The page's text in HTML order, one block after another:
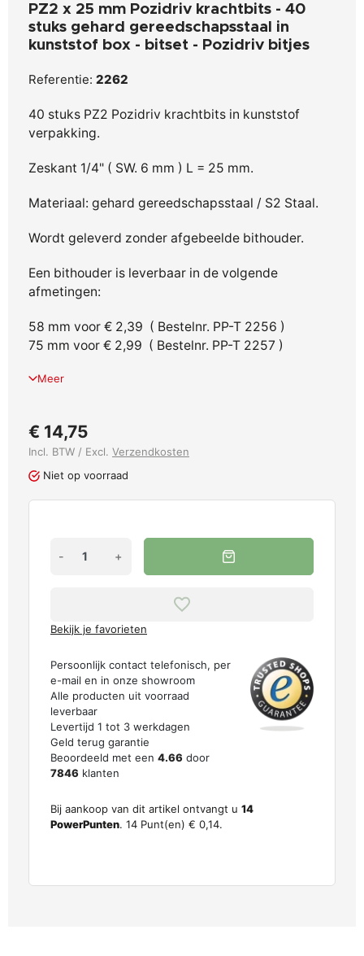
PZ2 x 25 mm Pozidriv krachtbits - 40
stuks gehard gereedschapsstaal in
kunststof box - bitset - Pozidriv bitjes
Referentie: 2262
40 stuks PZ2 Pozidriv krachtbits in kunststof
verpakking.
Zeskant 1/4" ( SW. 6 mm ) L = 25 mm.
Materiaal: gehard gereedschapsstaal / S2 Staal.
Wordt geleverd zonder afgebeelde bithouder.
Een bithouder is leverbaar in de volgende
afmetingen:
58 mm voor € 2,39 ( Bestelnr. PP-T 2256 )
75 mm voor € 2,99 ( Bestelnr. PP-T 2257 )
Meer
€ 14,75
Incl. BTW / Excl. Verzendkosten
Niet op voorraad
- +
Bekijk je favorieten
Persoonlijk contact telefonisch, per
e-mail en in onze showroom
Alle producten uit voorraad
leverbaar
Levertijd 1 tot 3 werkdagen
Geld terug garantie
Beoordeeld met een 4.66 door
7846 klanten
Bij aankoop van dit artikel ontvangt u 14
PowerPunten. 14 Punt(en) € 0,14.